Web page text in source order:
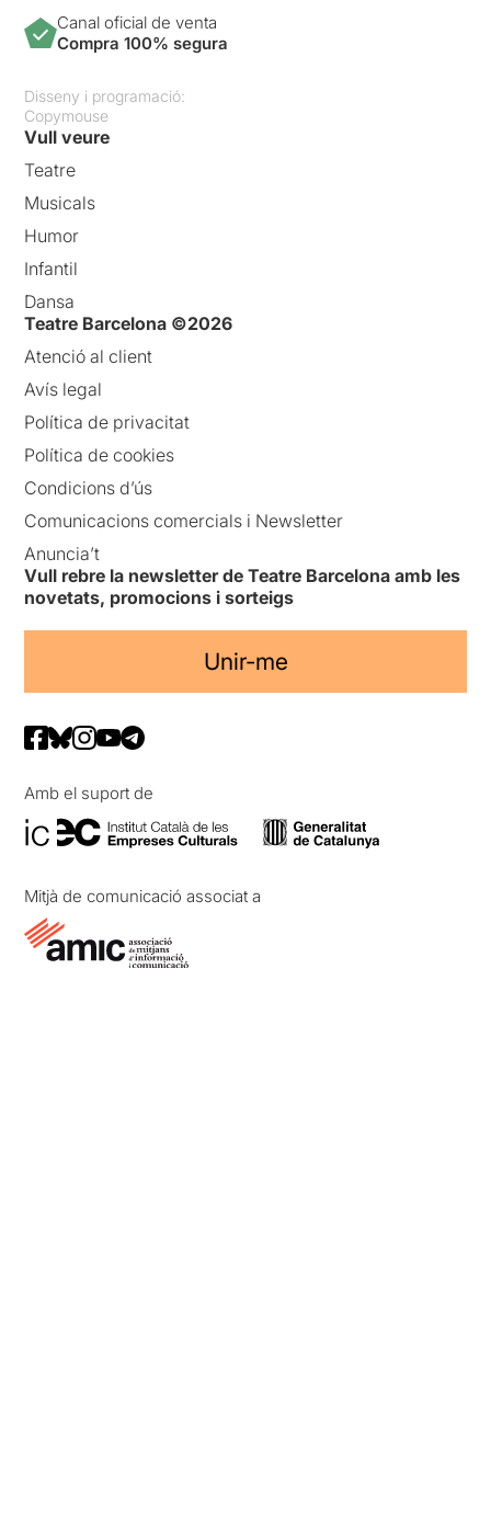
Canal oficial de venta
Compra 100% segura
Disseny i programació:
Copymouse
Vull veure
Teatre
Musicals
Humor
Infantil
Dansa
Teatre Barcelona ©2026
Atenció al client
Avís legal
Política de privacitat
Política de cookies
Condicions d’ús
Comunicacions comercials i Newsletter
Anuncia’t
Vull rebre la newsletter de Teatre Barcelona amb les
novetats, promocions i sorteigs
Unir-me
Amb el suport de
Mitjà de comunicació associat a